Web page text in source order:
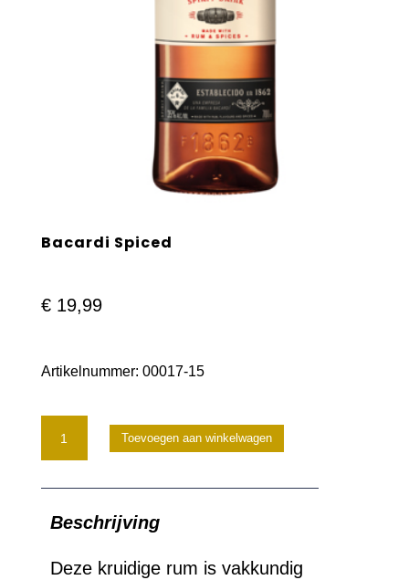
Bacardi Spiced
€19,99
Artikelnummer: 00017-15
Bacardi
Spiced
Toevoegen aan winkelwagen
Beschrijving
Deze kruidige rum is vakkundig